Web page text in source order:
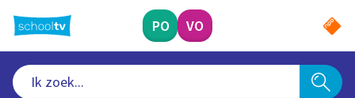
naar
hoofdinhoud
PO VO